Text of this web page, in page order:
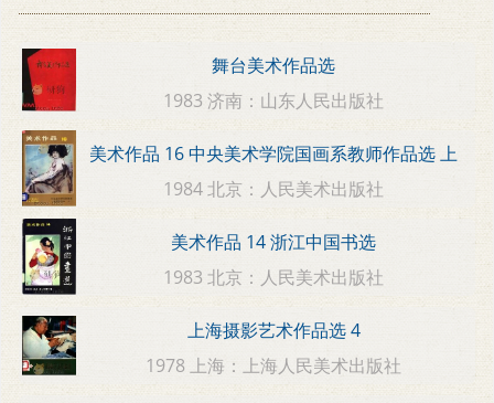
舞台美术作品选
1983 济南：山东人民出版社
美术作品 16 中央美术学院国画系教师作品选 上
1984 北京：人民美术出版社
美术作品 14 浙江中国书选
1983 北京：人民美术出版社
上海摄影艺术作品选 4
1978 上海：上海人民美术出版社